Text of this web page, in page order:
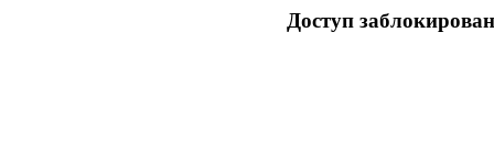
Доступ